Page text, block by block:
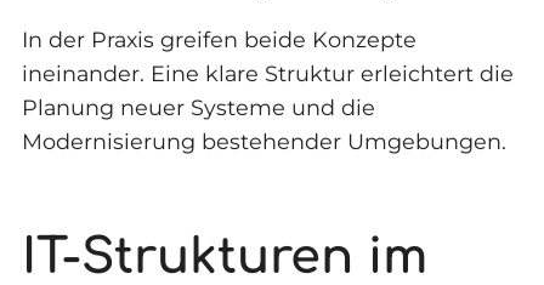
In der Praxis greifen beide Konzepte
ineinander. Eine klare Struktur erleichtert die
Planung neuer Systeme und die
Modernisierung bestehender Umgebungen.
IT-Strukturen im